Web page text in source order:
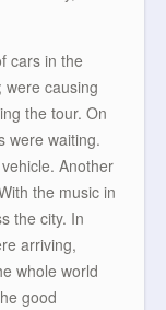
cars in the
were causing
the tour. On
were waiting.
Another
the music in
the city. In
arriving,
whole world
good